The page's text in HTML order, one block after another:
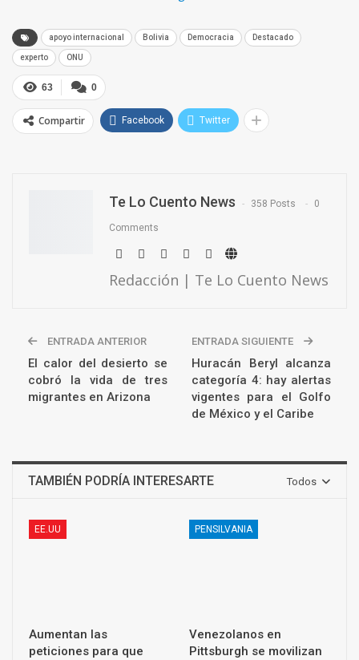
apoyo internacional Bolivia Democracia Destacado
experto ONU
0
63
Compartir Facebook Twitter
Te Lo Cuento News 358 Posts 0
Comments
Redacción | Te Lo Cuento News
ENTRADA ANTERIOR
El calor del desierto se
cobró la vida de tres
migrantes en Arizona
ENTRADA SIGUIENTE
Huracán Beryl alcanza
categoría 4: hay alertas
vigentes para el Golfo
de México y el Caribe
Todos
TAMBIÉN PODRÍA INTERESARTE
EE.UU
Aumentan las
peticiones para que
PENSILVANIA
Venezolanos en
Pittsburgh se movilizan